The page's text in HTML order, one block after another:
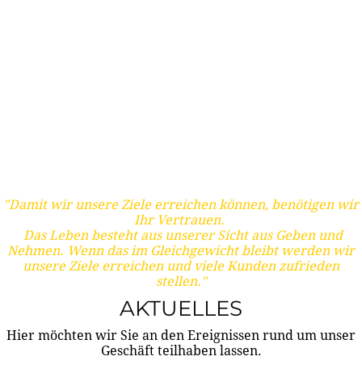
"Damit wir unsere Ziele erreichen können, benötigen wir
Ihr Vertrauen.
Das Leben besteht aus unserer Sicht aus Geben und
Nehmen. Wenn das im Gleichgewicht bleibt werden wir
unsere Ziele erreichen und viele Kunden zufrieden
stellen."
AKTUELLES
Hier möchten wir Sie an den Ereignissen rund um unser
Geschäft teilhaben lassen.